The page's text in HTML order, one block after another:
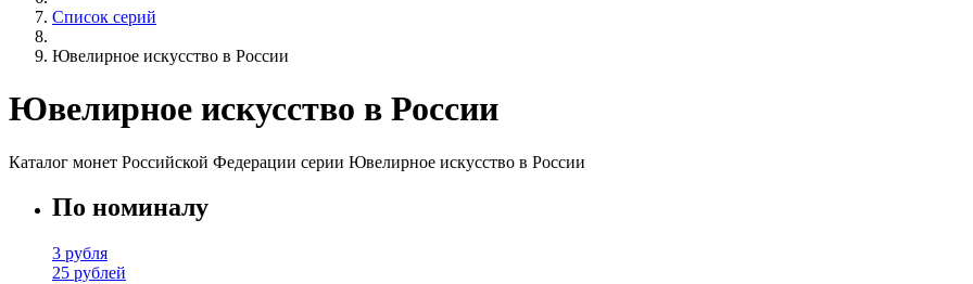
Список серий
Ювелирное искусство в России
Ювелирное искусство в России
Каталог монет Российской Федерации серии Ювелирное искусство в России
По номиналу
3 рубля
25 рублей